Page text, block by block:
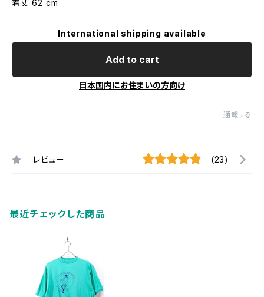
着丈 62 cm
International shipping available
Add to cart
日本国内にお住まいの方向け
通報する
レビュー (23)
最近チェックした商品